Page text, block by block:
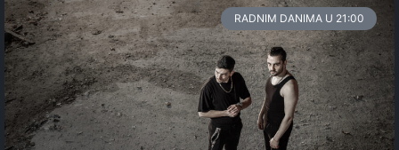
RADNIM DANIMA U 21:00